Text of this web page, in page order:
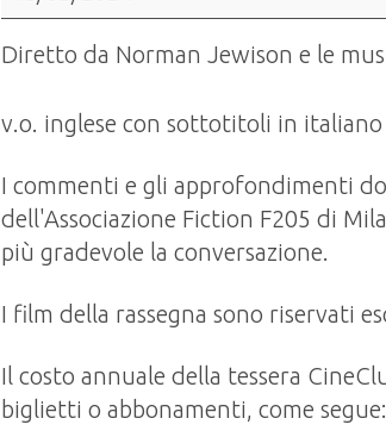
Jesus
Christ
(1973)
Diretto da Norman Jewison e le
v.o. inglese con sottotitoli in italiano
I commenti e gli approfondimenti
dell'Associazione Fiction F205 di
più gradevole la conversazione.
I film della rassegna sono riservati
Il costo annuale della tessera
biglietti o abbonamenti, come segue: